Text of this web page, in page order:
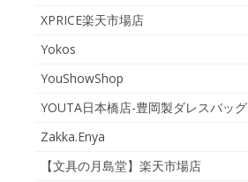
XPRICE楽天市場店
Yokos
YouShowShop
YOUTA日本橋店-豊岡製ダレスバッグ
Zakka.Enya
【文具の月島堂】楽天市場店